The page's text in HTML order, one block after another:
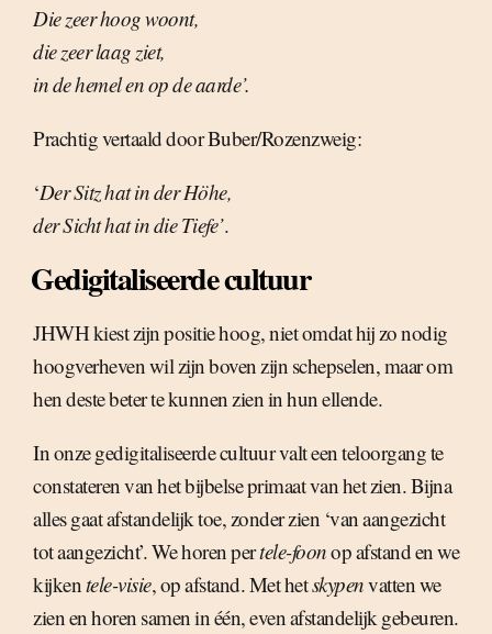
Die zeer hoog woont,
die zeer laag ziet,
in de hemel en op de aarde’.
Prachtig vertaald door Buber/Rozenzweig:
‘Der Sitz hat in der Höhe,
der Sicht hat in die Tiefe’.
Gedigitaliseerde cultuur
JHWH kiest zijn positie hoog, niet omdat hij zo nodig
hoogverheven wil zijn boven zijn schepselen, maar om
hen deste beter te kunnen zien in hun ellende.
In onze gedigitaliseerde cultuur valt een teloorgang te
constateren van het bijbelse primaat van het zien. Bijna
alles gaat afstandelijk toe, zonder zien ‘van aangezicht
tot aangezicht’. We horen pertele-foonop afstand en we
kijken tele-visie, op afstand. Met hetskypenvatten we
zien en horen samen in één, even afstandelijk gebeuren.